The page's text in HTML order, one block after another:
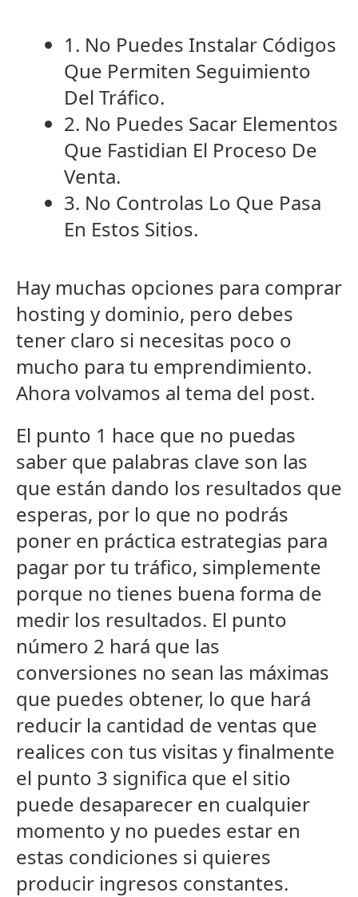
1. No Puedes Instalar Códigos
Que Permiten Seguimiento
Del Tráfico.
2. No Puedes Sacar Elementos
Que Fastidian El Proceso De
Venta.
3. No Controlas Lo Que Pasa
En Estos Sitios.
Hay muchas opciones para comprar
hosting y dominio, pero debes
tener claro si necesitas poco o
mucho para tu emprendimiento.
Ahora volvamos al tema del post.
El punto 1 hace que no puedas
saber que palabras clave son las
que están dando los resultados que
esperas, por lo que no podrás
poner en práctica estrategias para
pagar por tu tráfico, simplemente
porque no tienes buena forma de
medir los resultados. El punto
número 2 hará que las
conversiones no sean las máximas
que puedes obtener, lo que hará
reducir la cantidad de ventas que
realices con tus visitas y finalmente
el punto 3 significa que el sitio
puede desaparecer en cualquier
momento y no puedes estar en
estas condiciones si quieres
producir ingresos constantes.